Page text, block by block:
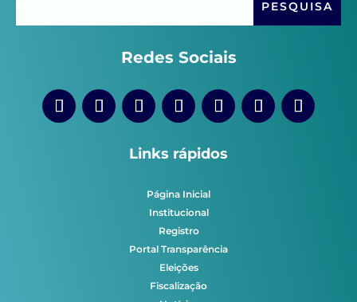
Redes Sociais
Links rápidos
Página Inicial
Institucional
Registro
Portal Transparência
Eleições
Fiscalização